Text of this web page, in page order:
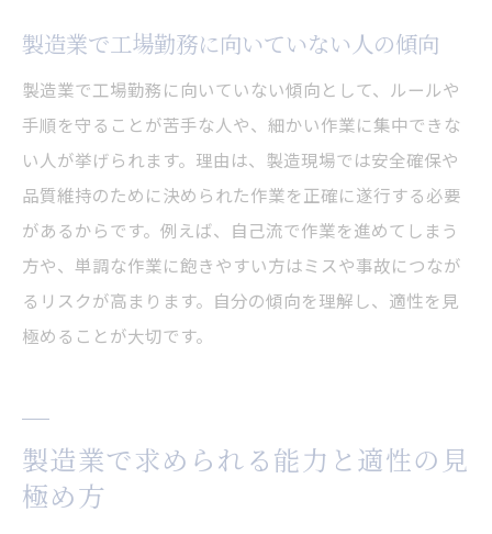
製造業で工場勤務に向いていない人の傾向
製造業で工場勤務に向いていない傾向として、ルールや
手順を守ることが苦手な人や、細かい作業に集中できな
い人が挙げられます。理由は、製造現場では安全確保や
品質維持のために決められた作業を正確に遂行する必要
があるからです。例えば、自己流で作業を進めてしまう
方や、単調な作業に飽きやすい方はミスや事故につなが
るリスクが高まります。自分の傾向を理解し、適性を見
極めることが大切です。
製造業で求められる能力と適性の見
極め方